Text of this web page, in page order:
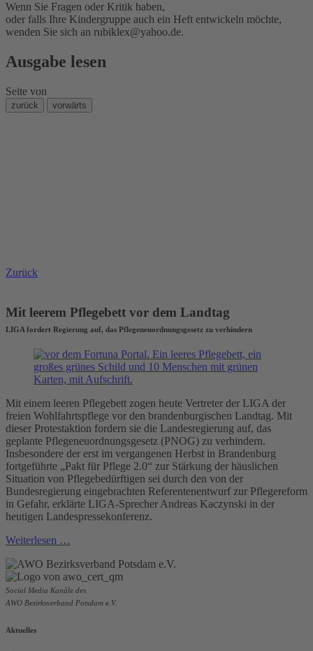
Wenn Sie Fragen oder Kritik haben,
oder falls Ihre Kindergruppe auch ein Heft entwickeln möchte,
wenden Sie sich an rubiklex@yahoo.de.
Ausgabe lesen
Seite von
zurück vorwärts
Zurück
Mit leerem Pflegebett vor dem Landtag
LIGA fordert Regierung auf, das Pflegeneuordnungsgesetz zu verhindern
Mit einem leeren Pflegebett zogen heute Vertreter der LIGA der
freien Wohlfahrtspflege vor den brandenburgischen Landtag. Mit
dieser Protestaktion fordern sie die Landesregierung auf, das
geplante Pflegeneuordnungsgesetz (PNOG) zu verhindern.
Insbesondere der erst im vergangenen Herbst in Brandenburg
fortgeführte „Pakt für Pflege 2.0“ zur Stärkung der häuslichen
Situation von Pflegebedürftigen sei durch den von der
Bundesregierung eingebrachten Referentenentwurf zur Pflegereform
in Gefahr, erklärte LIGA-Sprecher Andreas Kaczynski in der
heutigen Landespressekonferenz.
Weiterlesen …
Social Media Kanäle des
AWO Bezirksverband Potsdam e.V.
Aktuelles